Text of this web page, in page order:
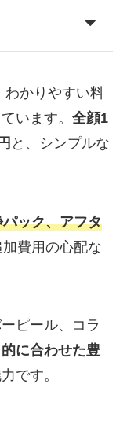
わかりやすい料
います。 全顔1
と、シンプルな
ック、アフタ
費用の心配な
ピール、コラ
に合わせた豊
です。